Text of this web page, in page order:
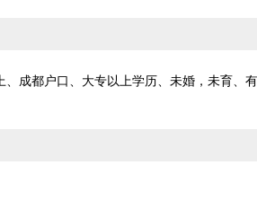
、成都户口、大专以上学历、未婚，未育、